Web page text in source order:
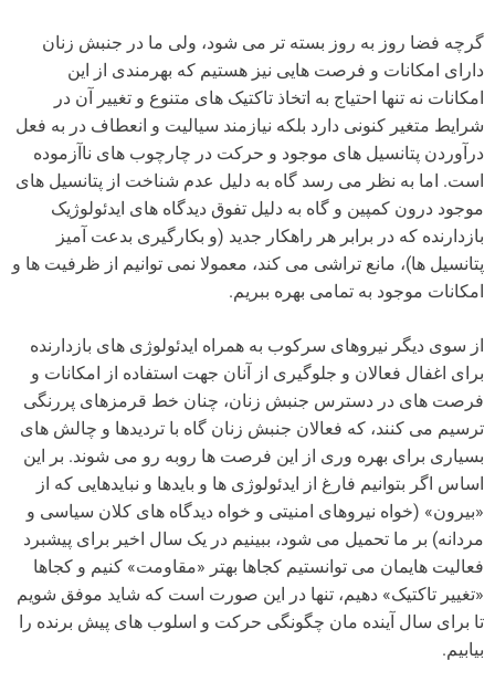
گرچه فضا روز به روز بسته تر می شود، ولی ما در جنبش زنان
دارای امکانات و فرصت هایی نیز هستیم که بهرمندی از این
امکانات نه تنها احتیاج به اتخاذ تاکتیک های متنوع و تغییر آن در
شرایط متغیر کنونی دارد بلکه نیازمند سیالیت و انعطاف در به فعل
درآوردن پتانسیل های موجود و حرکت در چارچوب های ناآزموده
است. اما به نظر می رسد گاه به دلیل عدم شناخت از پتانسیل های
موجود درون کمپین و گاه به دلیل تفوق دیدگاه های ایدئولوژیک
بازدارنده که در برابر هر راهکار جدید (و بکارگیری بدعت آمیز
پتانسیل ها)، مانع تراشی می کند، معمولا نمی توانیم از ظرفیت ها و
امکانات موجود به تمامی بهره ببریم.
از سوی دیگر نیروهای سرکوب به همراه ایدئولوژی های بازدارنده
برای اغفال فعالان و جلوگیری از آنان جهت استفاده از امکانات و
فرصت های در دسترس جنبش زنان، چنان خط قرمزهای پررنگی
ترسیم می کنند، که فعالان جنبش زنان گاه با تردیدها و چالش های
بسیاری برای بهره وری از این فرصت ها روبه رو می شوند. بر این
اساس اگر بتوانیم فارغ از ایدئولوژی ها و بایدها و نبایدهایی که از
«بیرون» (خواه نیروهای امنیتی و خواه دیدگاه های کلان سیاسی و
مردانه) بر ما تحمیل می شود، ببینیم در یک سال اخیر برای پیشبرد
فعالیت هایمان می توانستیم کجاها بهتر «مقاومت» کنیم و کجاها
«تغییر تاکتیک» دهیم، تنها در این صورت است که شاید موفق شویم
تا برای سال آینده مان چگونگی حرکت و اسلوب های پیش برنده را
بیابیم.